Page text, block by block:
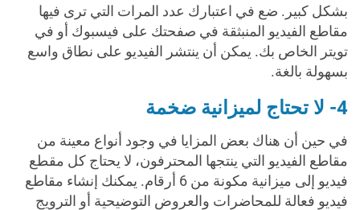
بشكل كبير. ضع في اعتبارك عدد المرات التي ترى فيها
مقاطع الفيديو المنبثقة في صفحتك على فيسبوك أو في
تويتر الخاص بك. يمكن أن ينتشر الفيديو على نطاق واسع
بسهولة بالغة.
4- لا تحتاج لميزانية ضخمة
في حين أن هناك بعض المزايا في وجود أنواع معينة من
مقاطع الفيديو التي ينتجها المحترفون، لا يحتاج كل مقطع
فيديو إلى ميزانية مكونة من 6 أرقام. يمكنك إنشاء مقاطع
فيديو فعالة للمحاضرات والعروض التوضيحية أو الترويج